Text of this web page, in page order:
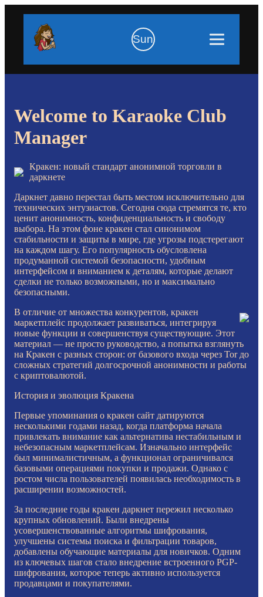
Sun
Welcome to Karaoke Club
Manager
Кракен: новый стандарт анонимной торговли в
даркнете
Даркнет давно перестал быть местом исключительно для
технических энтузиастов. Сегодня сюда стремятся те, кто
ценит анонимность, конфиденциальность и свободу
выбора. На этом фоне кракен стал синонимом
стабильности и защиты в мире, где угрозы подстерегают
на каждом шагу. Его популярность обусловлена
продуманной системой безопасности, удобным
интерфейсом и вниманием к деталям, которые делают
сделки не только возможными, но и максимально
безопасными.
В отличие от множества конкурентов, кракен
маркетплейс продолжает развиваться, интегрируя
новые функции и совершенствуя существующие. Этот
материал — не просто руководство, а попытка взглянуть
на Кракен с разных сторон: от базового входа через Tor до
сложных стратегий долгосрочной анонимности и работы
с криптовалютой.
История и эволюция Кракена
Первые упоминания о кракен сайт датируются
несколькими годами назад, когда платформа начала
привлекать внимание как альтернатива нестабильным и
небезопасным маркетплейсам. Изначально интерфейс
был минималистичным, а функционал ограничивался
базовыми операциями покупки и продажи. Однако с
ростом числа пользователей появилась необходимость в
расширении возможностей.
За последние годы кракен даркнет пережил несколько
крупных обновлений. Были внедрены
усовершенствованные алгоритмы шифрования,
улучшены системы поиска и фильтрации товаров,
добавлены обучающие материалы для новичков. Одним
из ключевых шагов стало внедрение встроенного PGP-
шифрования, которое теперь активно используется
продавцами и покупателями.